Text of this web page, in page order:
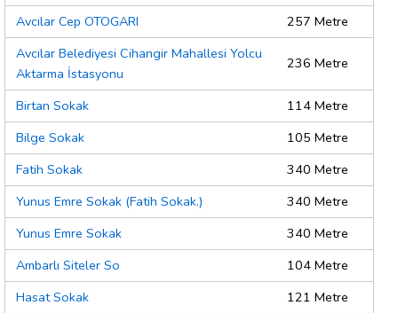
Avcılar Cep OTOGARI
257 Metre
Avcılar Belediyesi Cihangir Mahallesi Yolcu
Aktarma İstasyonu
236 Metre
Birtan Sokak
114 Metre
Bilge Sokak
105 Metre
Fatih Sokak
340 Metre
Yunus Emre Sokak (Fatih Sokak.)
340 Metre
Yunus Emre Sokak
340 Metre
Ambarlı Siteler So
104 Metre
Hasat Sokak
121 Metre